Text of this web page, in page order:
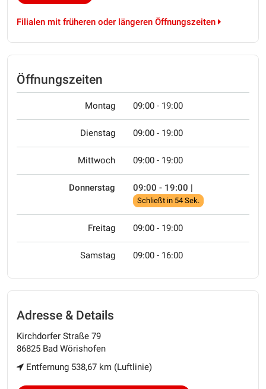
Filialen mit früheren oder längeren Öffnungszeiten
Öffnungszeiten
Montag 09:00 - 19:00
Dienstag 09:00 - 19:00
Mittwoch 09:00 - 19:00
Donnerstag 09:00 - 19:00 |
Schließt in 54 Sek.
Freitag 09:00 - 19:00
Samstag 09:00 - 16:00
Adresse & Details
Kirchdorfer Straße 79
86825 Bad Wörishofen
Entfernung 538,67 km (Luftlinie)